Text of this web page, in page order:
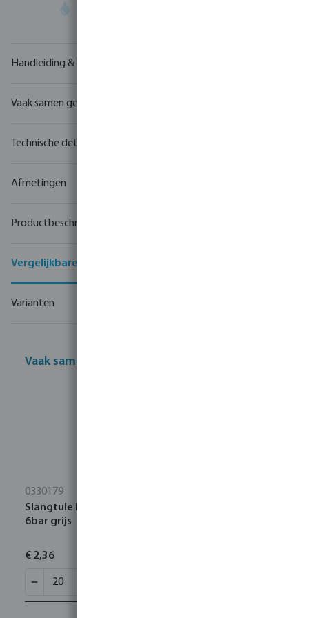
Handleiding & tekeningen
Vaak samen gekocht
Technische details
Afmetingen
Productbeschrijving
Vergelijkbare producten
Varianten
Vaak samen gekocht
0330179
Slangtule PP 3/4" x 20 mm buitendraad x slangtule
6bar grijs
€ 2,36